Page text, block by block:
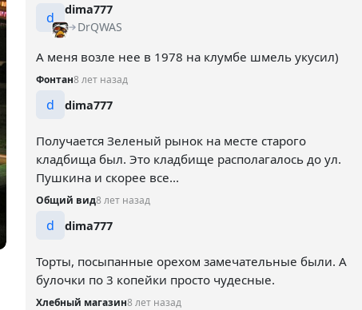
d
dima777
DrQWAS
А меня возле нее в 1978 на клумбе шмель укусил)
Фонтан8 лет назад
d dima777
Получается Зеленый рынок на месте старого
кладбища был. Это кладбище располагалось до ул.
Пушкина и скорее все...
Общий вид8 лет назад
d dima777
Торты, посыпанные орехом замечательные были. А
булочки по 3 копейки просто чудесные.
Хлебный магазин8 лет назад